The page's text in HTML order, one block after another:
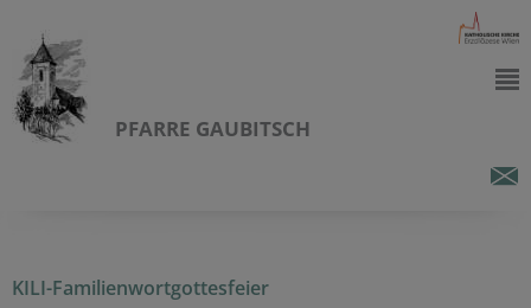
PFARRE GAUBITSCH
KILI-Familienwortgottesfeier